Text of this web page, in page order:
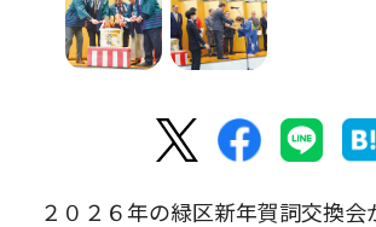
２０２６年の緑区新年賀詞交換会